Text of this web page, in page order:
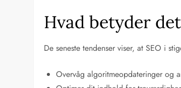
Hvad betyder
De seneste tendenser viser, at SEO i
Overvåg algoritmeopdateringer og